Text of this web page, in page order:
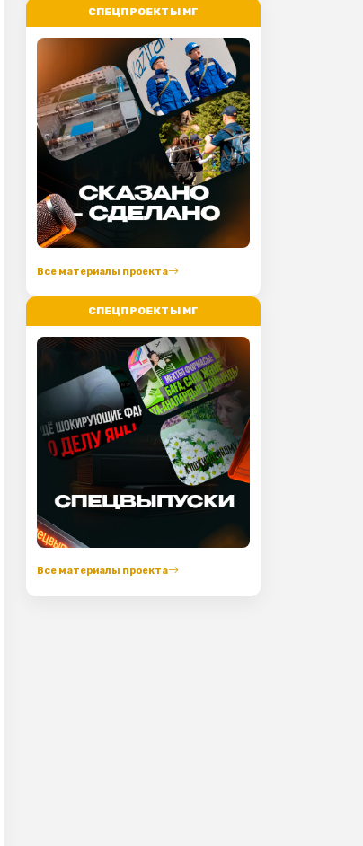
СПЕЦПРОЕКТЫ МГ
Все материалы проекта
СПЕЦПРОЕКТЫ МГ
Все материалы проекта